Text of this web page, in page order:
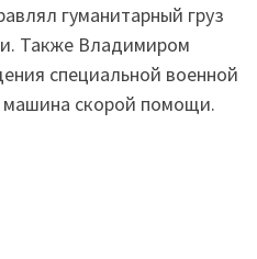
гуманитарный груз
Также Владимиром
специальной военной
скорой помощи.